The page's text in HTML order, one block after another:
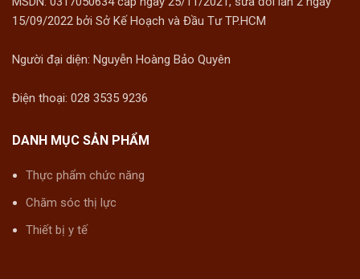
15/09/2022 bởi Sở Kế Hoạch và Đầu Tư TP.HCM
Người đại diện: Nguyễn Hoàng Bảo Quyên
Điện thoại: 028 3535 9236
DANH MỤC SẢN PHẨM
Thực phẩm chức năng
Chăm sóc thị lực
Thiết bị y tế